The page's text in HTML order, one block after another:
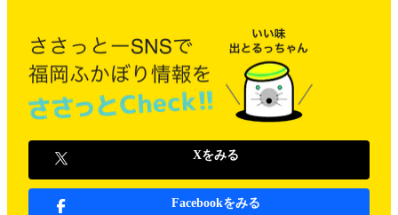
Xをみる
Facebookをみる